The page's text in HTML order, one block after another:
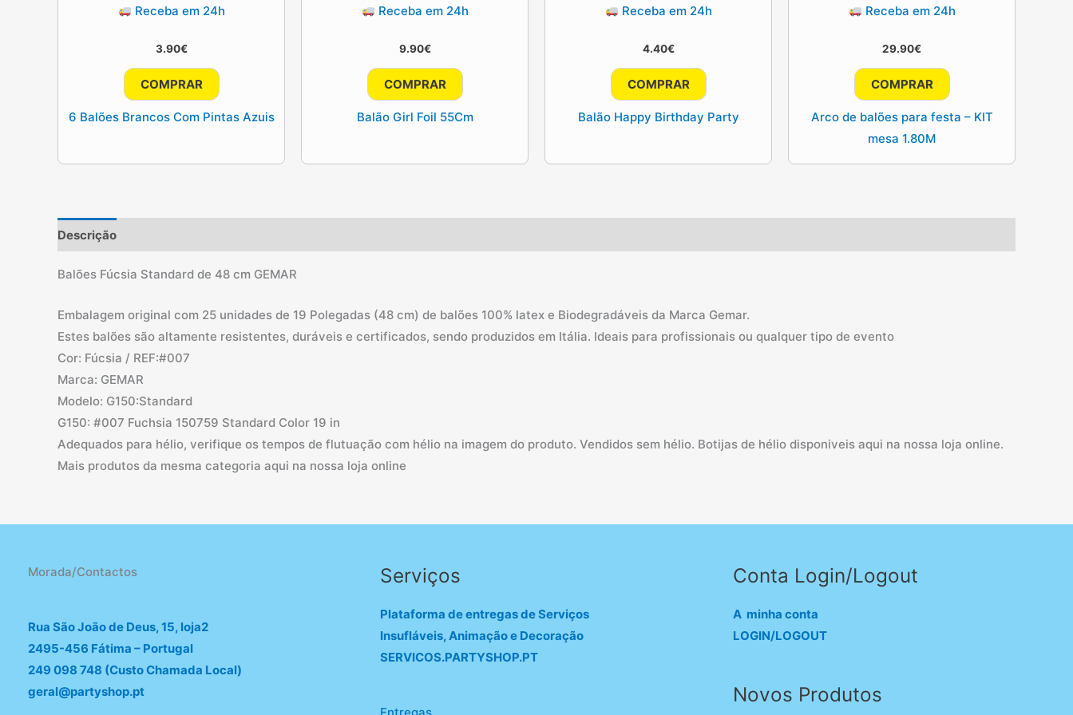
Receba em 24h
3.90€
COMPRAR
6 Balões Brancos Com Pintas Azuis
Receba em 24h
9.90€
COMPRAR
Balão Girl Foil 55Cm
Receba em 24h
4.40€
COMPRAR
Balão Happy Birthday Party
Receba em 24h
29.90€
COMPRAR
Arco de balões para festa – KIT
mesa 1.80M
Descrição
Balões Fúcsia Standard de 48 cm GEMAR
Embalagem original com 25 unidades de 19 Polegadas (48 cm) de balões 100% latex e Biodegradáveis da Marca Gemar.
Estes balões são altamente resistentes, duráveis e certificados, sendo produzidos em Itália. Ideais para profissionais ou qualquer tipo de evento
Cor: Fúcsia / REF:#007
Marca: GEMAR
Modelo: G150:Standard
G150: #007 Fuchsia 150759 Standard Color 19 in
Adequados para hélio, verifique os tempos de flutuação com hélio na imagem do produto. Vendidos sem hélio. Botijas de hélio disponiveis aqui na nossa loja online.
Mais produtos da mesma categoria aqui na nossa loja online
Morada/Contactos
Rua São João de Deus, 15, loja2
2495-456 Fátima – Portugal
249 098 748 (Custo Chamada Local)
geral@partyshop.pt
Serviços
Plataforma de entregas de Serviços
Insufláveis, Animação e Decoração
SERVICOS.PARTYSHOP.PT
Conta Login/Logout
A minha conta
LOGIN/LOGOUT
Novos Produtos